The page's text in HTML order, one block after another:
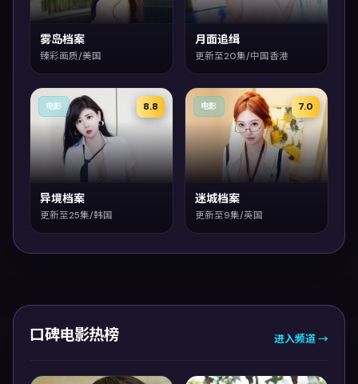
雾岛档案
臻彩画质/美国
月面追缉
更新至20集/中国香港
8.8
电影
异境档案
更新至25集/韩国
7.0
电影
迷城档案
更新至9集/英国
口碑电影热榜 进入频道 →